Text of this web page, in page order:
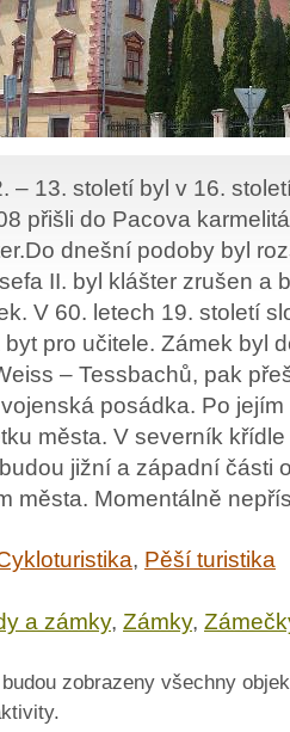
– 13. století byl v 16.
přišli do Pacova
dnešní podoby byl
II. byl klášter zrušen a
V 60. letech 19. století
pro učitele. Zámek byl
– Tessbachů, pak
posádka. Po
města. V severník
jižní a západní části
města. Momentálně
, Pěší turistika
a zámky, Zámky,
zobrazeny všechny